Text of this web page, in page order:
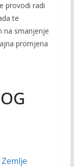
provodi radi
te
na smanjenje
promjena